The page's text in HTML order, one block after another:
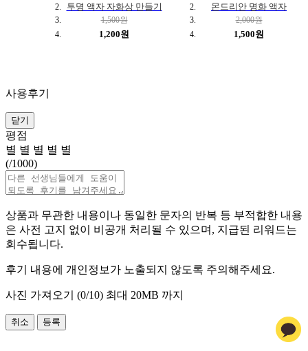
투명 액자 자화상 만들기
1,500원
1,200원
몬드리안 명화 액자
2,000원
1,500원
사용후기
닫기
평점
별 별 별 별 별
(/1000)
상품과 무관한 내용이나 동일한 문자의 반복 등 부적합한 내용
은 사전 고지 없이 비공개 처리될 수 있으며, 지급된 리워드는
회수됩니다.
후기 내용에 개인정보가 노출되지 않도록 주의해주세요.
사진 가져오기 (0/10) 최대 20MB 까지
취소 등록